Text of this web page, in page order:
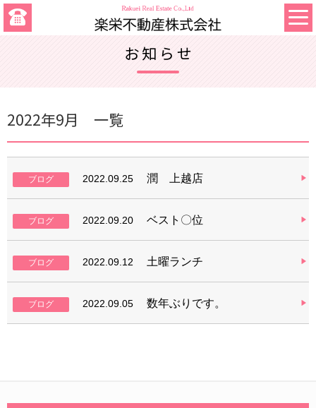
お知らせ
2022年9月 一覧
ブログ 2022.09.25 潤 上越店
ブログ 2022.09.20 ベスト〇位
ブログ 2022.09.12 土曜ランチ
ブログ 2022.09.05 数年ぶりです。